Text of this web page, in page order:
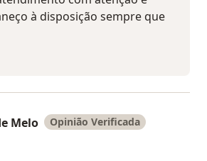
à disposição sempre que
Melo Opinião Verificada